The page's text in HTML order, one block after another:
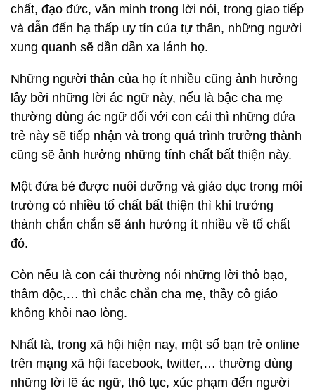
chất, đạo đức, văn minh trong lời nói, trong giao tiếp
và dẫn đến hạ thấp uy tín của tự thân, những người
xung quanh sẽ dần dần xa lánh họ.
Những người thân của họ ít nhiều cũng ảnh hưởng
lây bởi những lời ác ngữ này, nếu là bậc cha mẹ
thường dùng ác ngữ đối với con cái thì những đứa
trẻ này sẽ tiếp nhận và trong quá trình trưởng thành
cũng sẽ ảnh hưởng những tính chất bất thiện này.
Một đứa bé được nuôi dưỡng và giáo dục trong môi
trường có nhiều tố chất bất thiện thì khi trưởng
thành chắn chắn sẽ ảnh hưởng ít nhiều về tố chất
đó.
Còn nếu là con cái thường nói những lời thô bạo,
thâm độc,… thì chắc chắn cha mẹ, thầy cô giáo
không khỏi nao lòng.
Nhất là, trong xã hội hiện nay, một số bạn trẻ online
trên mạng xã hội facebook, twitter,… thường dùng
những lời lẽ ác ngữ, thô tục, xúc phạm đến người